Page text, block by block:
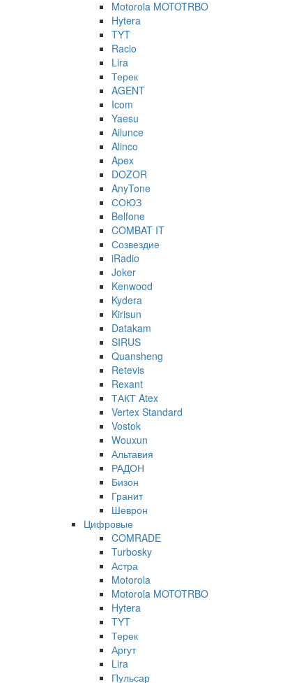
Motorola MOTOTRBO
Hytera
TYT
Racio
Lira
Терек
AGENT
Icom
Yaesu
Ailunce
Alinco
Apex
DOZOR
AnyTone
СОЮЗ
Belfone
COMBAT IT
Созвездие
iRadio
Joker
Kenwood
Kydera
Kirisun
Datakam
SIRUS
Quansheng
Retevis
Rexant
ТАКТ Atex
Vertex Standard
Vostok
Wouxun
Альтавия
РАДОН
Бизон
Гранит
Шеврон
Цифровые
COMRADE
Turbosky
Астра
Motorola
Motorola MOTOTRBO
Hytera
TYT
Терек
Аргут
Lira
Пульсар